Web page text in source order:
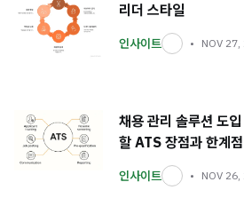
리더 스타일
인사이트 NOV 27,
채용 관리 솔루션 도
할 ATS 장점과 한계
인사이트 NOV 26,